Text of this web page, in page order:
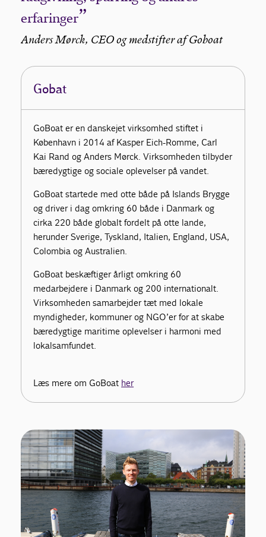
erfaringer
Anders Mørck, CEO og medstifter af Goboat
Gobat
GoBoat er en danskejet virksomhed stiftet i
København i 2014 af Kasper Eich-Romme, Carl
Kai Rand og Anders Mørck. Virksomheden tilbyder
bæredygtige og sociale oplevelser på vandet.
GoBoat startede med otte både på Islands Brygge
og driver i dag omkring 60 både i Danmark og
cirka 220 både globalt fordelt på otte lande,
herunder Sverige, Tyskland, Italien, England, USA,
Colombia og Australien.
GoBoat beskæftiger årligt omkring 60
medarbejdere i Danmark og 200 internationalt.
Virksomheden samarbejder tæt med lokale
myndigheder, kommuner og NGO’er for at skabe
bæredygtige maritime oplevelser i harmoni med
lokalsamfundet.
Læs mere om GoBoat her